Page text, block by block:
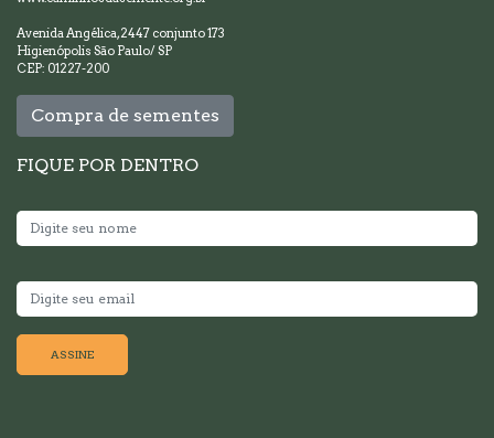
Avenida Angélica, 2447 conjunto 173
Higienópolis São Paulo/ SP
CEP: 01227-200
Compra de sementes
FIQUE POR DENTRO
ASSINE